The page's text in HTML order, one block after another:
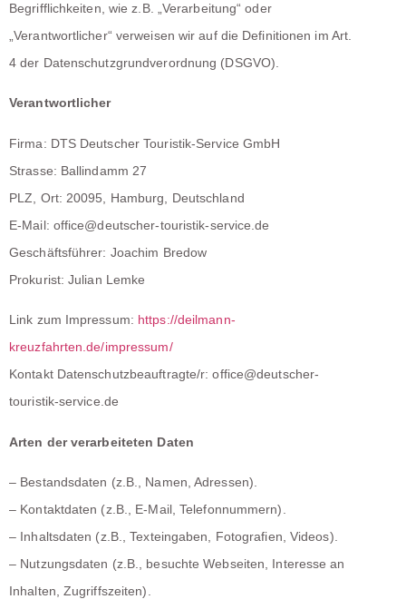
Begrifflichkeiten, wie z.B. „Verarbeitung“ oder
„Verantwortlicher“ verweisen wir auf die Definitionen im Art.
4 der Datenschutzgrundverordnung (DSGVO).
Verantwortlicher
Firma: DTS Deutscher Touristik-Service GmbH
Strasse: Ballindamm 27
PLZ, Ort: 20095, Hamburg, Deutschland
E-Mail: office@deutscher-touristik-service.de
Geschäftsführer: Joachim Bredow
Prokurist: Julian Lemke
Link zum Impressum: https://deilmann-
kreuzfahrten.de/impressum/
Kontakt Datenschutzbeauftragte/r: office@deutscher-
touristik-service.de
Arten der verarbeiteten Daten
– Bestandsdaten (z.B., Namen, Adressen).
– Kontaktdaten (z.B., E-Mail, Telefonnummern).
– Inhaltsdaten (z.B., Texteingaben, Fotografien, Videos).
– Nutzungsdaten (z.B., besuchte Webseiten, Interesse an
Inhalten, Zugriffszeiten).